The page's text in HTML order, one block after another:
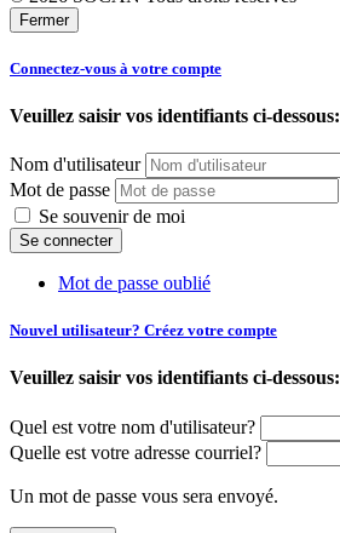
Fermer
Connectez-vous à votre compte
Veuillez saisir vos identifiants ci-dessous:
Nom d'utilisateur
Mot de passe
Se souvenir de moi
Mot de passe oublié
Nouvel utilisateur? Créez votre compte
Veuillez saisir vos identifiants ci-dessous:
Quel est votre nom d'utilisateur?
Quelle est votre adresse courriel?
Un mot de passe vous sera envoyé.